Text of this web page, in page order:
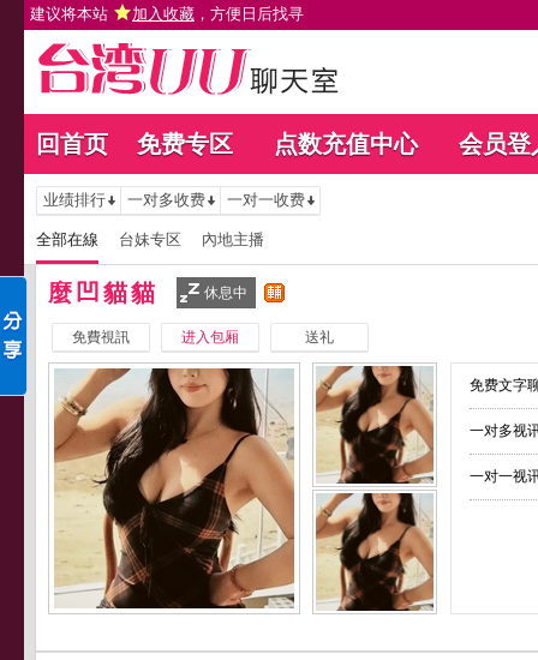
建议将本站 加入收藏 ，方便日后找寻
回首页 免费专区 点数充值中心 会员登
业绩排行 一对多收费 一对一收费
全部在線 台妹专区 內地主播
麼凹貓貓 休息中
免費視訊 进入包厢 送礼
免费文字
一对多视
一对一视